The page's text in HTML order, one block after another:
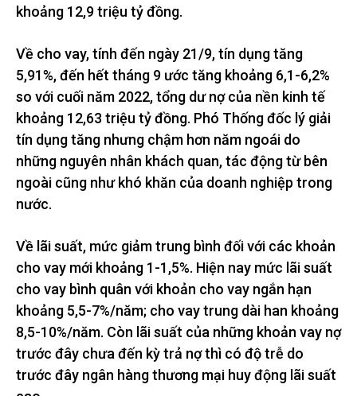
khoảng 12,9 triệu tỷ đồng.
Về cho vay, tính đến ngày 21/9, tín dụng tăng
5,91%, đến hết tháng 9 ước tăng khoảng 6,1-6,2%
so với cuối năm 2022, tổng dư nợ của nền kinh tế
khoảng 12,63 triệu tỷ đồng. Phó Thống đốc lý giải
tín dụng tăng nhưng chậm hơn năm ngoái do
những nguyên nhân khách quan, tác động từ bên
ngoài cũng như khó khăn của doanh nghiệp trong
nước.
Về lãi suất, mức giảm trung bình đối với các khoản
cho vay mới khoảng 1-1,5%. Hiện nay mức lãi suất
cho vay bình quân với khoản cho vay ngắn hạn
khoảng 5,5-7%/năm; cho vay trung dài han khoảng
8,5-10%/năm. Còn lãi suất của những khoản vay nợ
trước đây chưa đến kỳ trả nợ thì có độ trễ do
trước đây ngân hàng thương mại huy động lãi suất